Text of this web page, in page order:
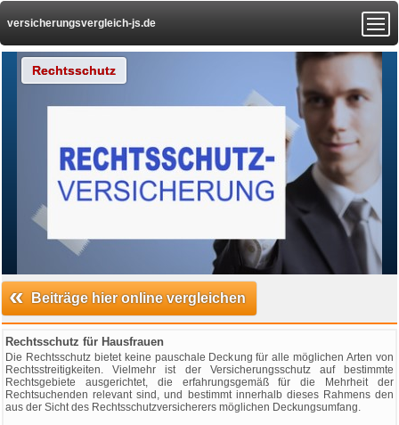
versicherungsvergleich-js.de
Rechtsschutz
« Beiträge hier online vergleichen
Rechtsschutz für Hausfrauen
Die Rechtsschutz bietet keine pauschale Deckung für alle möglichen Arten von
Rechtsstreitigkeiten. Vielmehr ist der Versicherungsschutz auf bestimmte
Rechtsgebiete ausgerichtet, die erfahrungsgemäß für die Mehrheit der
Rechtsuchenden relevant sind, und bestimmt innerhalb dieses Rahmens den
aus der Sicht des Rechtsschutzversicherers möglichen Deckungsumfang.